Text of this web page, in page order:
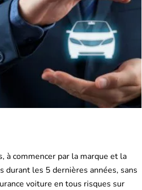
à commencer par la marque et la
durant les 5 dernières années, sans
voiture en tous risques sur